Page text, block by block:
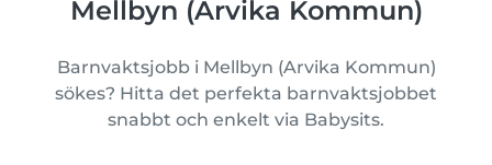
Mellbyn (Arvika Kommun)
Barnvaktsjobb i Mellbyn (Arvika Kommun)
sökes? Hitta det perfekta barnvaktsjobbet
snabbt och enkelt via Babysits.